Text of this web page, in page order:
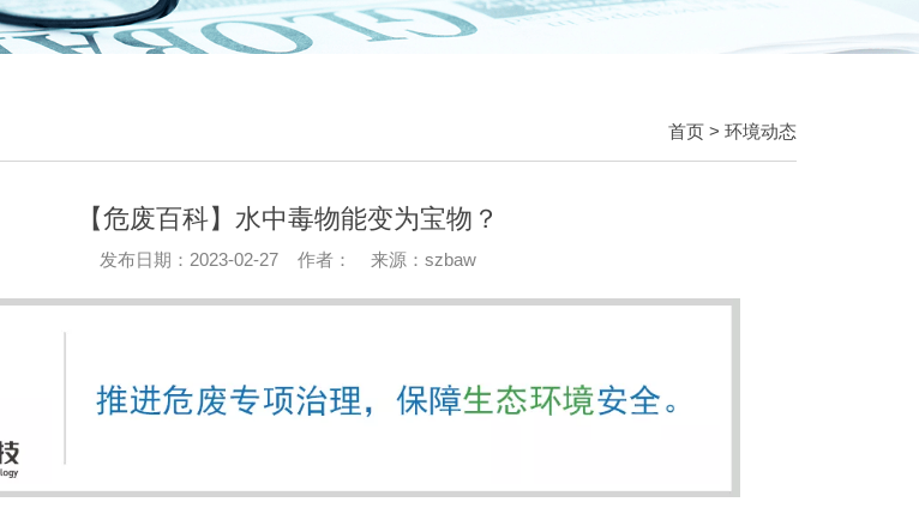
首页 > 环境动态
【危废百科】水中毒物能变为宝物？
发布日期：2023-02-27 作者： 来源：szbaw